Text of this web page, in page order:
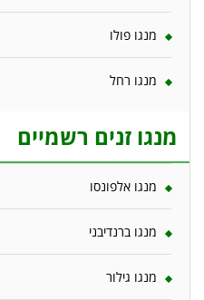
מנגו פולו
מנגו רחל
מנגו זנים רשמיים
מנגו אלפונסו
מנגו ברנדיבני
מנגו גילור